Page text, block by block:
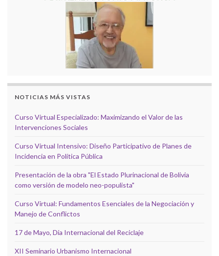
NOTICIAS MÁS VISTAS
Curso Virtual Especializado: Maximizando el Valor de las
Intervenciones Sociales
Curso Virtual Intensivo: Diseño Participativo de Planes de
Incidencia en Política Pública
Presentación de la obra "El Estado Plurinacional de Bolivia
como versión de modelo neo-populista"
Curso Virtual: Fundamentos Esenciales de la Negociación y
Manejo de Conflictos
17 de Mayo, Día Internacional del Reciclaje
XII Seminario Urbanismo Internacional